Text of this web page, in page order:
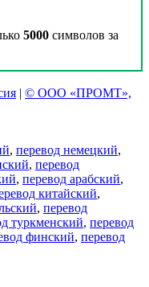
5000 символов за
| © ООО «ПРОМТ»,
, перевод немецкий,
, перевод
, перевод арабский,
китайский,
, перевод
туркменский, перевод
финский, перевод